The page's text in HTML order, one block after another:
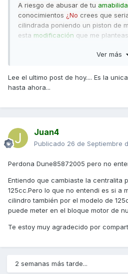
A riesgo de abusar de tu
conocimientos ¿No crees que
cilindrada poniendo un piston de
esta modificación que me
Ver más
Lee el ultimo post de hoy.... Es la
hasta ahora...
Juan4
Publicado 26 de Septiembre
Perdona Dune85872005 pero no
Entiendo que cambiaste la centralita
125cc.Pero lo que no entendi es si a
cilindro también por el modelo de
puede meter en el bloque motor de
Te estoy muy agradecido por
2 semanas más tarde...